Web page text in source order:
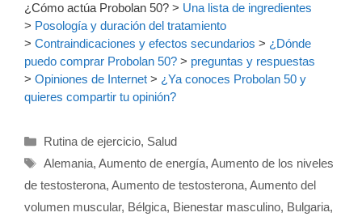
¿Cómo actúa Probolan 50? > Una lista de ingredientes
> Posología y duración del tratamiento
> Contraindicaciones y efectos secundarios > ¿Dónde
puedo comprar Probolan 50? > preguntas y respuestas
> Opiniones de Internet > ¿Ya conoces Probolan 50 y
quieres compartir tu opinión?
Categorías
Rutina de ejercicio, Salud
Etiquetas
Alemania, Aumento de energía, Aumento de los niveles
de testosterona, Aumento de testosterona, Aumento del
volumen muscular, Bélgica, Bienestar masculino, Bulgaria,